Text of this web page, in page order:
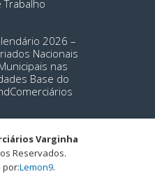
Trabalho
2026 –
Nacionais
nas
Base do
Varginha
Reservados.
por:Lemon9.